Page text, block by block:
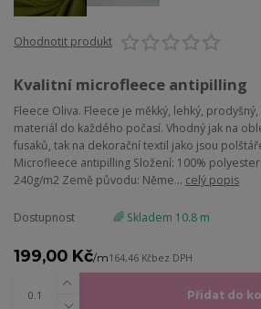
Ohodnotit produkt
Kvalitní microfleece antipilling
Fleece Oliva. Fleece je měkký, lehký,
materiál do každého počasí. Vhodný jak na
fusaků, tak na dekorační textil jako jsou
Microfleece antipilling Složení: 100% polyester
240g/m2 Země původu: Něme... celý popis
Dostupnost 🌈 Skladem 10.8 m
199,00 Kč/m164,46 Kčbez DPH
Přidat do